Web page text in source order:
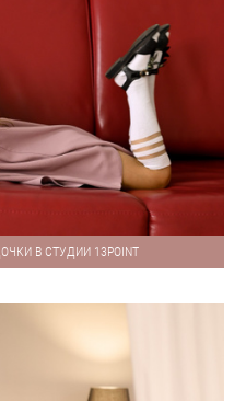
В СТУДИИ 13POINT